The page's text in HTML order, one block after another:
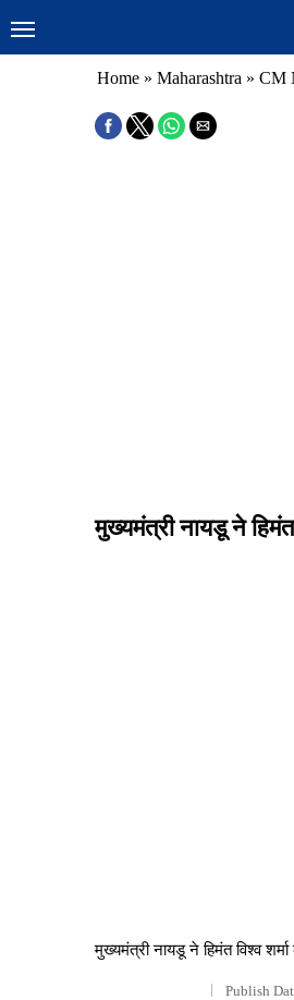
Home » Maharashtra » CM
मुख्यमंत्री नायडू ने
मुख्यमंत्री नायडू ने हिमंत विश्व
Publish